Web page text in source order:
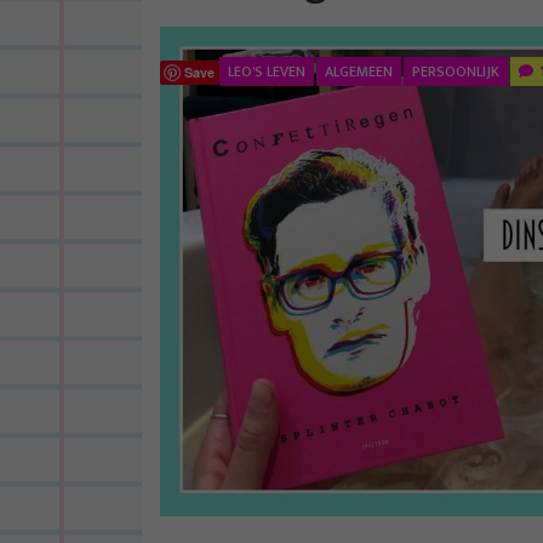
Save LEO'S LEVEN ALGEMEEN PERSOONLIJK